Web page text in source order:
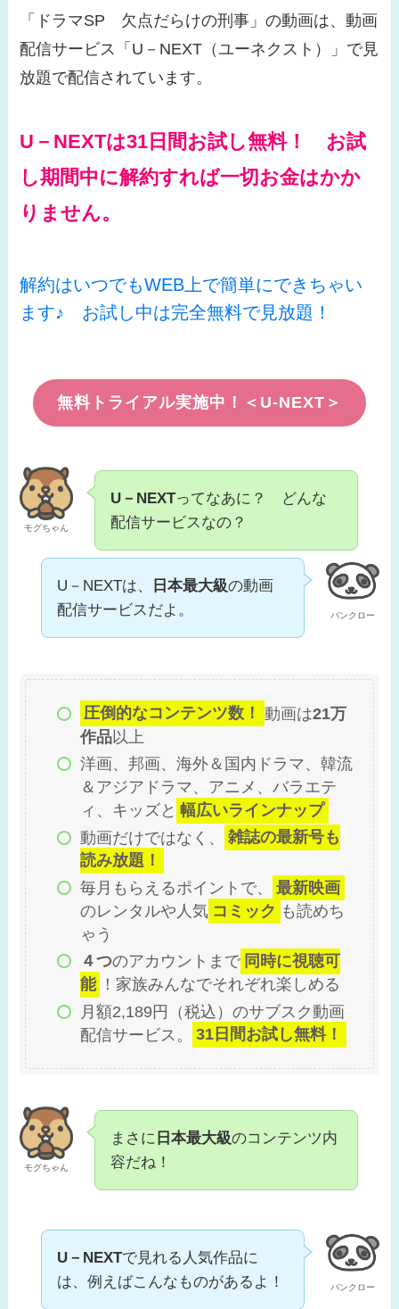
「ドラマSP 欠点だらけの刑事」の動画は、動画
配信サービス「U－NEXT（ユーネクスト）」で見
放題で配信されています。
U－NEXTは31日間お試し無料！ お試
し期間中に解約すれば一切お金はかか
りません。
解約はいつでもWEB上で簡単にできちゃい
ます♪ お試し中は完全無料で見放題！
無料トライアル実施中！＜U-NEXT＞
モグちゃん
U－NEXTってなあに？ どんな
配信サービスなの？
パンクロー
U－NEXTは、 日本最大級の動画
配信サービスだよ。
圧倒的なコンテンツ数！ 動画は21万
作品以上
洋画、邦画、海外＆国内ドラマ、韓流
＆アジアドラマ、アニメ、バラエテ
ィ、キッズと 幅広いラインナップ
動画だけではなく、
雑誌の最新号も
読み放題！
毎月もらえるポイントで、
最新映画
のレンタルや人気 コミック も読めち
ゃう
４つのアカウントまで 同時に視聴可
能
！家族みんなでそれぞれ楽しめる
月額2,189円（税込）のサブスク動画
配信サービス。
31日間お試し無料！
モグちゃん
まさに 日本最大級のコンテンツ内
容だね！
パンクロー
U－NEXTで見れる人気作品に
は、例えばこんなものがあるよ！